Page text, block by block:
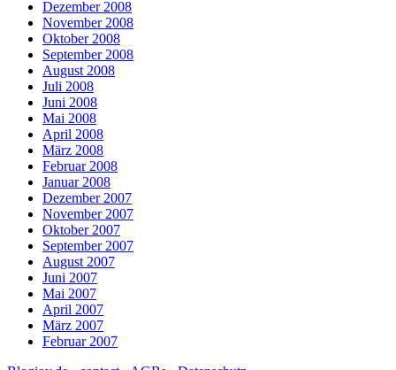
Dezember 2008
November 2008
Oktober 2008
September 2008
August 2008
Juli 2008
Juni 2008
Mai 2008
April 2008
März 2008
Februar 2008
Januar 2008
Dezember 2007
November 2007
Oktober 2007
September 2007
August 2007
Juni 2007
Mai 2007
April 2007
März 2007
Februar 2007